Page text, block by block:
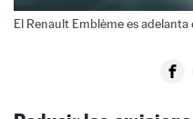
El Renault Emblème es adelanta